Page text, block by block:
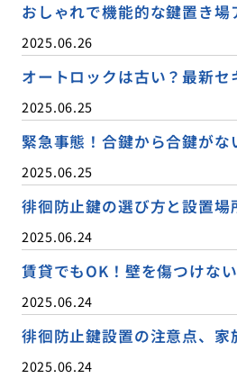
おしゃれで機能的な鍵置き場
2025.06.26
オートロックは古い？最新セ
2025.06.25
緊急事態！合鍵から合鍵がな
2025.06.25
徘徊防止鍵の選び方と設置場
2025.06.24
賃貸でもOK！壁を傷つけな
2025.06.24
徘徊防止鍵設置の注意点、家
2025.06.24